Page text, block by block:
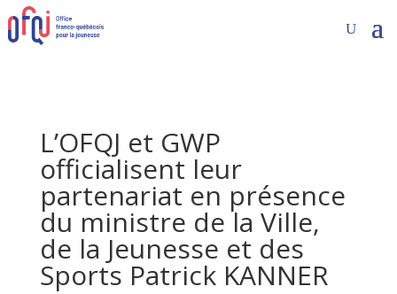
L’OFQJ et GWP
officialisent leur
partenariat en présence
du ministre de la Ville,
de la Jeunesse et des
Sports Patrick KANNER